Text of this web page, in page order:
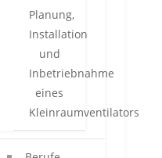
Planung,
Installation
und
Inbetriebnahme
eines
Kleinraumventilators